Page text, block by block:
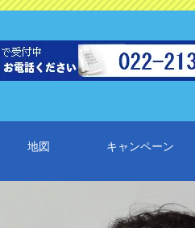
地図 キャンペーン